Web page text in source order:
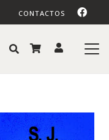
CONTACTOS